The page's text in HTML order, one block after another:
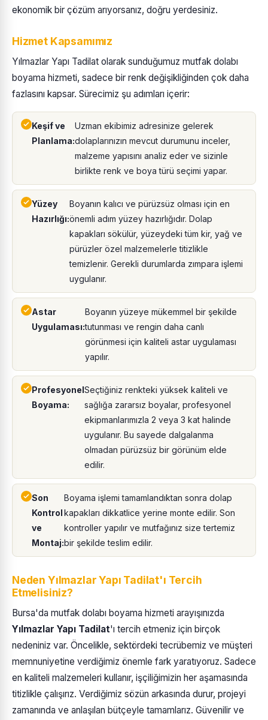
ekonomik bir çözüm arıyorsanız, doğru yerdesiniz.
Hizmet Kapsamımız
Yılmazlar Yapı Tadilat olarak sunduğumuz mutfak dolabı
boyama hizmeti, sadece bir renk değişikliğinden çok daha
fazlasını kapsar. Sürecimiz şu adımları içerir:
Keşif ve
Planlama:
Uzman ekibimiz adresinize gelerek
dolaplarınızın mevcut durumunu inceler,
malzeme yapısını analiz eder ve sizinle
birlikte renk ve boya türü seçimi yapar.
Yüzey
Hazırlığı:
Boyanın kalıcı ve pürüzsüz olması için en
önemli adım yüzey hazırlığıdır. Dolap
kapakları sökülür, yüzeydeki tüm kir, yağ ve
pürüzler özel malzemelerle titizlikle
temizlenir. Gerekli durumlarda zımpara işlemi
uygulanır.
Astar
Uygulaması:
Boyanın yüzeye mükemmel bir şekilde
tutunması ve rengin daha canlı
görünmesi için kaliteli astar uygulaması
yapılır.
Profesyonel
Boyama:
Seçtiğiniz renkteki yüksek kaliteli ve
sağlığa zararsız boyalar, profesyonel
ekipmanlarımızla 2 veya 3 kat halinde
uygulanır. Bu sayede dalgalanma
olmadan pürüzsüz bir görünüm elde
edilir.
Son
Kontrol
ve
Montaj:
Boyama işlemi tamamlandıktan sonra dolap
kapakları dikkatlice yerine monte edilir. Son
kontroller yapılır ve mutfağınız size tertemiz
bir şekilde teslim edilir.
Neden Yılmazlar Yapı Tadilat'ı Tercih
Etmelisiniz?
Bursa'da mutfak dolabı boyama hizmeti arayışınızda
Yılmazlar Yapı Tadilat'ı tercih etmeniz için birçok
nedeniniz var. Öncelikle, sektördeki tecrübemiz ve müşteri
memnuniyetine verdiğimiz önemle fark yaratıyoruz. Sadece
en kaliteli malzemeleri kullanır, işçiliğimizin her aşamasında
titizlikle çalışırız. Verdiğimiz sözün arkasında durur, projeyi
zamanında ve anlaşılan bütçeyle tamamlarız. Güvenilir ve